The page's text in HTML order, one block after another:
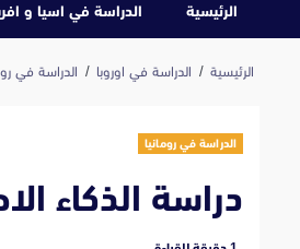
الرئيسية الدراسة في اسيا و
الرئيسية الدراسة في اوروبا الدراسة في
الدراسة في رومانيا
دراسة الذكاء